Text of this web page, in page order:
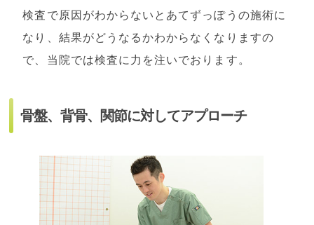
検査で原因がわからないとあてずっぽうの施術に
なり、結果がどうなるかわからなくなりますの
で、当院では検査に力を注いでおります。
骨盤、背骨、関節に対してアプローチ